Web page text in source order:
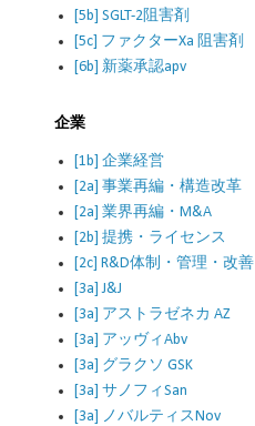
[5b] SGLT-2阻害剤
[5c] ファクターXa 阻害剤
[6b] 新薬承認apv
企業
[1b] 企業経営
[2a] 事業再編・構造改革
[2a] 業界再編・M&A
[2b] 提携・ライセンス
[2c] R&D体制・管理・改善
[3a] J&J
[3a] アストラゼネカ AZ
[3a] アッヴィAbv
[3a] グラクソ GSK
[3a] サノフィSan
[3a] ノバルティスNov